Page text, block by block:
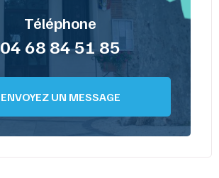
Téléphone
04 68 84 51 85
ENVOYEZ UN MESSAGE